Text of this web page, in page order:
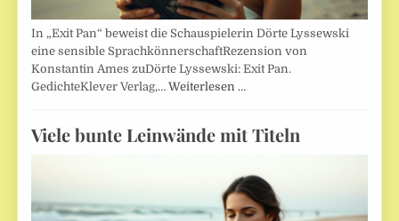
In „Exit Pan“ beweist die Schauspielerin Dörte Lyssewski
eine sensible SprachkönnerschaftRezension von
Konstantin Ames zuDörte Lyssewski: Exit Pan.
GedichteKlever Verlag,…Weiterlesen …
Viele bunte Leinwände mit Titeln